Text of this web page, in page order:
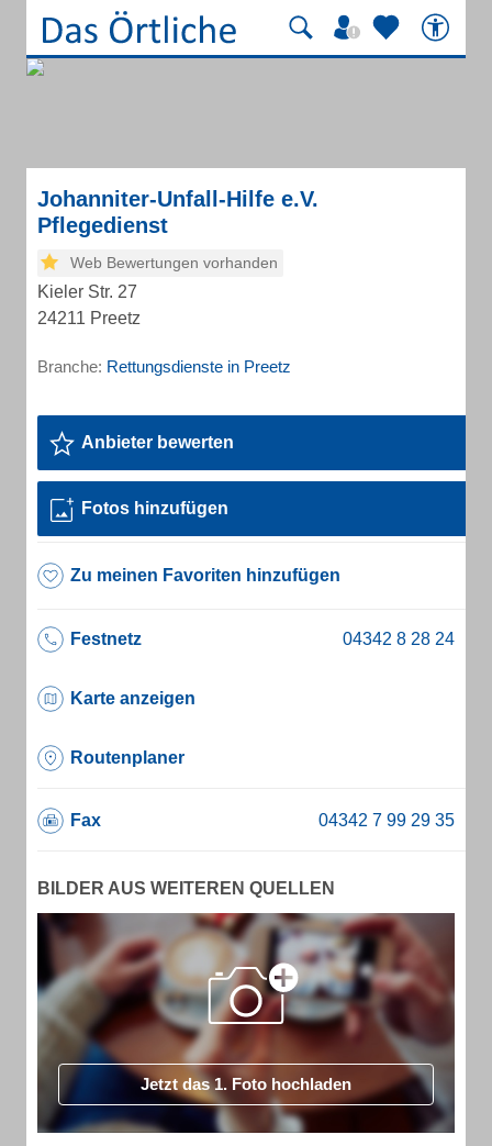
Johanniter-Unfall-Hilfe e.V.
Pflegedienst
Web Bewertungen vorhanden
Kieler Str. 27
24211 Preetz
Branche: Rettungsdienste in Preetz
Anbieter bewerten
Fotos hinzufügen
Zu meinen Favoriten hinzufügen
Festnetz
Karte anzeigen
Routenplaner
Fax
BILDER AUS WEITEREN QUELLEN
Jetzt das 1. Foto hochladen